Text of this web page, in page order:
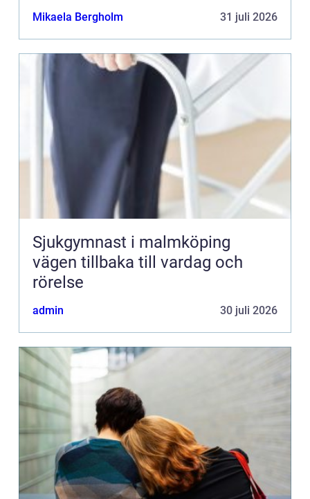
Mikaela Bergholm 31 juli 2026
Sjukgymnast i malmköping
vägen tillbaka till vardag och
rörelse
admin 30 juli 2026